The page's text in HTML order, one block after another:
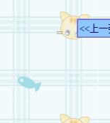
<<上一